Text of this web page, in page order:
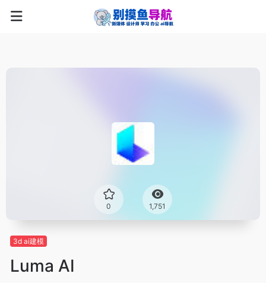
0 1,751
3d ai建模
Luma AI